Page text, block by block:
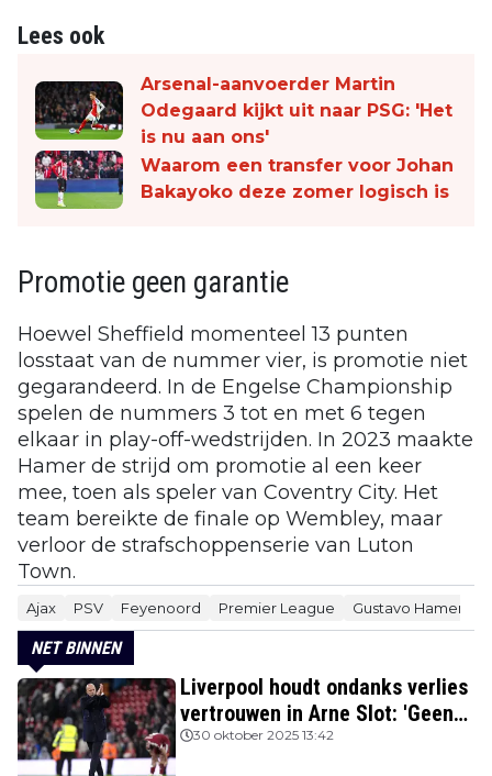
Lees ook
Arsenal-aanvoerder Martin
Odegaard kijkt uit naar PSG: 'Het
is nu aan ons'
Waarom een transfer voor Johan
Bakayoko deze zomer logisch is
Promotie geen garantie
Hoewel Sheffield momenteel 13 punten
losstaat van de nummer vier, is promotie niet
gegarandeerd. In de Engelse Championship
spelen de nummers 3 tot en met 6 tegen
elkaar in play-off-wedstrijden. In 2023 maakte
Hamer de strijd om promotie al een keer
mee, toen als speler van Coventry City. Het
team bereikte de finale op Wembley, maar
verloor de strafschoppenserie van Luton
Town.
Ajax PSV Feyenoord Premier League Gustavo Hamer
NET BINNEN
Liverpool houdt ondanks verlies
vertrouwen in Arne Slot: 'Geen
kans'
30 oktober 2025 13:42